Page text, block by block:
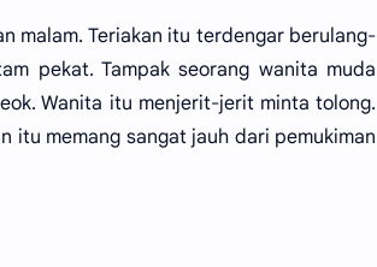
malam. Teriakan itu terdengar berulang-
pekat. Tampak seorang wanita muda
Wanita itu menjerit-jerit minta tolong.
itu memang sangat jauh dari pemukiman